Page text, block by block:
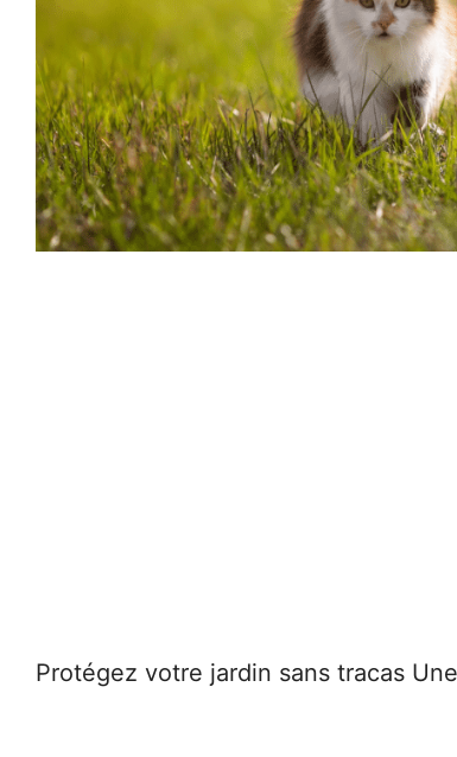
Protégez votre jardin sans tracas